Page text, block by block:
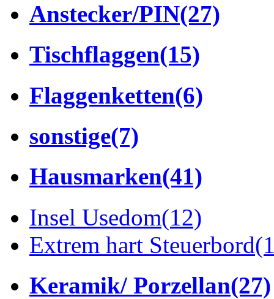
Anstecker/PIN(27)
Tischflaggen(15)
Flaggenketten(6)
sonstige(7)
Hausmarken(41)
Insel Usedom(12)
Extrem hart Steuerbord
Keramik/ Porzellan(27)